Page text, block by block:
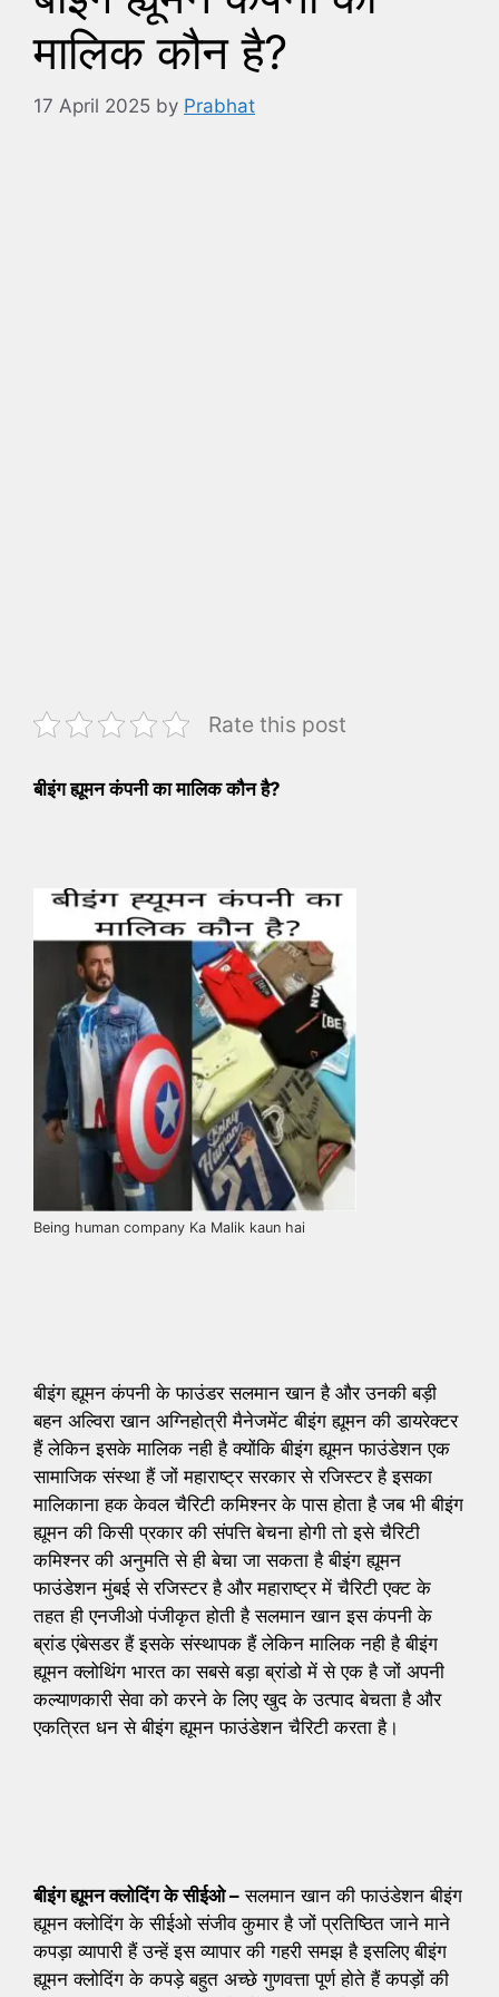
मालिक कौन है?
17 April 2025 by Prabhat
Rate this post
बीइंग ह्यूमन कंपनी का मालिक कौन है?
Being human company Ka Malik kaun hai
बीइंग ह्यूमन कंपनी के फाउंडर सलमान खान है और उनकी बड़ी
बहन अल्विरा खान अग्निहोत्री मैनेजमेंट बीइंग ह्यूमन की डायरेक्टर
हैं लेकिन इसके मालिक नही है क्योंकि बीइंग ह्यूमन फाउंडेशन एक
सामाजिक संस्था हैं जों महाराष्ट्र सरकार से रजिस्टर है इसका
मालिकाना हक केवल चैरिटी कमिश्नर के पास होता है जब भी बीइंग
ह्यूमन की किसी प्रकार की संपत्ति बेचना होगी तो इसे चैरिटी
कमिश्नर की अनुमति से ही बेचा जा सकता है बीइंग ह्यूमन
फाउंडेशन मुंबई से रजिस्टर है और महाराष्ट्र में चैरिटी एक्ट के
तहत ही एनजीओ पंजीकृत होती है सलमान खान इस कंपनी के
ब्रांड एंबेसडर हैं इसके संस्थापक हैं लेकिन मालिक नही है बीइंग
ह्यूमन क्लोथिंग भारत का सबसे बड़ा ब्रांडो में से एक है जों अपनी
कल्याणकारी सेवा को करने के लिए खुद के उत्पाद बेचता है और
एकत्रित धन से बीइंग ह्यूमन फाउंडेशन चैरिटी करता है।
बीइंग ह्यूमन क्लोदिंग के सीईओ – सलमान खान की फाउंडेशन बीइंग
ह्यूमन क्लोदिंग के सीईओ संजीव कुमार है जों प्रतिष्ठित जाने माने
कपड़ा व्यापारी हैं उन्हें इस व्यापार की गहरी समझ है इसलिए बीइंग
ह्यूमन क्लोदिंग के कपड़े बहुत अच्छे गुणवत्ता पूर्ण होते हैं कपड़ों की